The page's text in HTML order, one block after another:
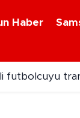
Haber
futbolcuyu